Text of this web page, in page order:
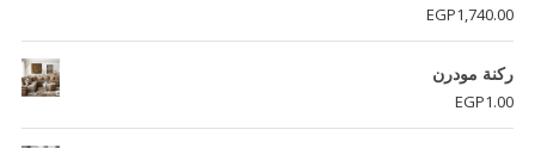
EGP1,740.00
ركنة مودرن
EGP1.00